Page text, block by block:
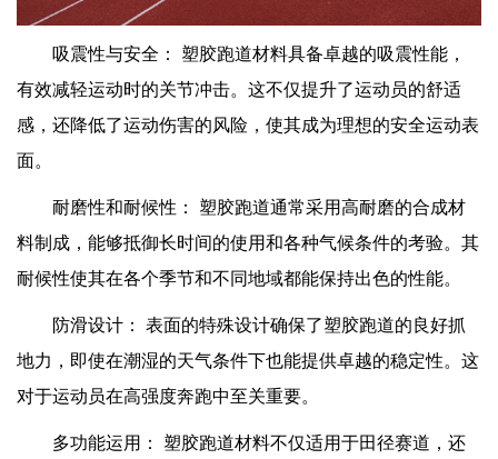
吸震性与安全： 塑胶跑道材料具备卓越的吸震性能，
有效减轻运动时的关节冲击。这不仅提升了运动员的舒适
感，还降低了运动伤害的风险，使其成为理想的安全运动表
面。
耐磨性和耐候性： 塑胶跑道通常采用高耐磨的合成材
料制成，能够抵御长时间的使用和各种气候条件的考验。其
耐候性使其在各个季节和不同地域都能保持出色的性能。
防滑设计： 表面的特殊设计确保了塑胶跑道的良好抓
地力，即使在潮湿的天气条件下也能提供卓越的稳定性。这
对于运动员在高强度奔跑中至关重要。
多功能运用： 塑胶跑道材料不仅适用于田径赛道，还